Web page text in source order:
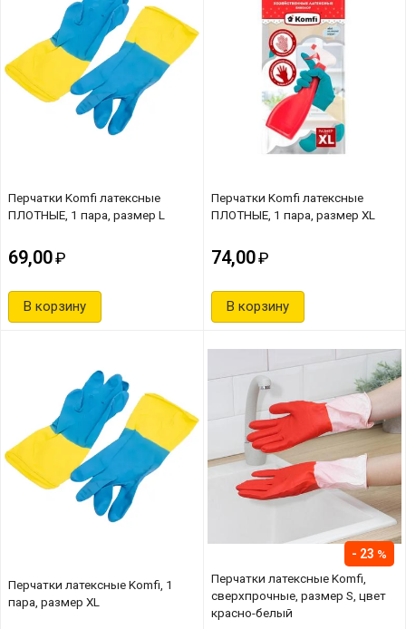
Перчатки Komfi латексные
ПЛОТНЫЕ, 1 пара, размер L
69,00
В корзину
Перчатки Komfi латексные
ПЛОТНЫЕ, 1 пара, размер XL
74,00
В корзину
Перчатки латексные Komfi, 1
пара, размер XL
Перчатки латексные Komfi,
сверхпрочные, размер S, цвет
красно-белый
23